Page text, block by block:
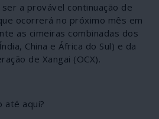
a provável continuação de
ocorrerá no próximo mês em
as cimeiras combinadas dos
China e África do Sul) e da
de Xangai (OCX).
até aqui?